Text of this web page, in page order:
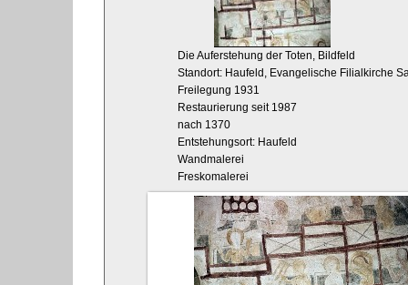
Die Auferstehung der Toten, Bildfeld
Standort: Haufeld, Evangelische Filialkirche
Freilegung 1931
Restaurierung seit 1987
nach 1370
Entstehungsort: Haufeld
Wandmalerei
Freskomalerei